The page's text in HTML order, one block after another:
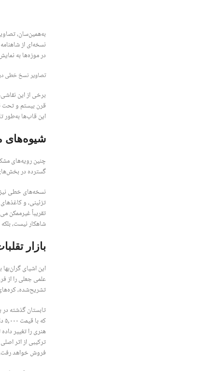
به‌همین‌سان،
در موزه‌ها به
تصاویر نسخ خطی در
برخی از این
قرن بیستم و تحت
این قاب‌ها به‌طور
شیوه‌های
چنین رویه‌های
گسترده در
نسخه‌های خطی نیز
تزئینی، و
تقریباً غیرممکن
شاهکار نیست،
بازار
این اشیای
علمی جعلی را از
تشریح‌شده،
تابستان گذشته
هنری را تغییر
ترکیبی از اثر
فروش خواهد رفت،